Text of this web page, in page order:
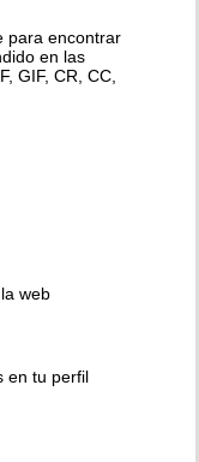
para encontrar
en las
GIF, CR, CC,
web
en tu perfil